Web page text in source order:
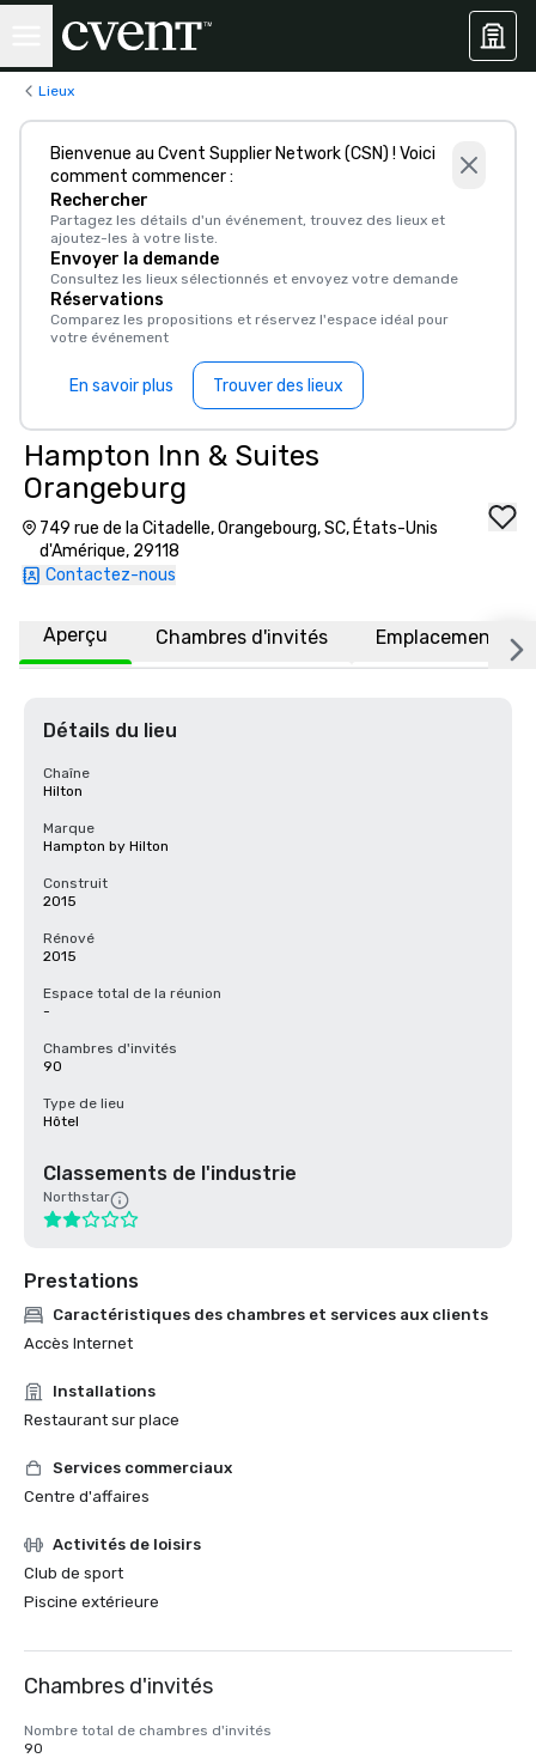
Lieux
Bienvenue au Cvent Supplier Network (CSN) ! Voici
comment commencer :
Rechercher
Partagez les détails d'un événement, trouvez des lieux et
ajoutez-les à votre liste.
Envoyer la demande
Consultez les lieux sélectionnés et envoyez votre demande
Réservations
Comparez les propositions et réservez l'espace idéal pour
votre événement
En savoir plus Trouver des lieux
Hampton Inn & Suites
Orangeburg
749 rue de la Citadelle, Orangebourg, SC, États-Unis
d'Amérique, 29118
Contactez-nous
Aperçu Chambres d'invités Emplacement
Détails du lieu
Chaîne
Hilton
Marque
Hampton by Hilton
Construit
2015
Rénové
2015
Espace total de la réunion
-
Chambres d'invités
90
Type de lieu
Hôtel
Classements de l'industrie
Northstar
Prestations
Caractéristiques des chambres et services aux clients
Accès Internet
Installations
Restaurant sur place
Services commerciaux
Centre d'affaires
Activités de loisirs
Club de sport
Piscine extérieure
Chambres d'invités
Nombre total de chambres d'invités
90